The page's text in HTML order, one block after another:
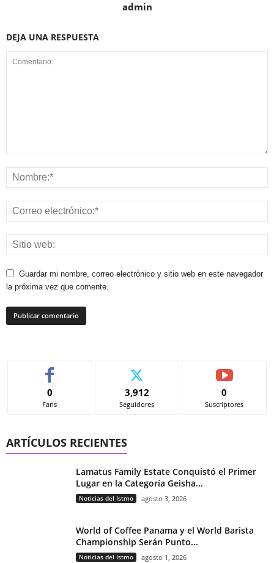
admin
DEJA UNA RESPUESTA
Guardar mi nombre, correo electrónico y sitio web en este navegador
la próxima vez que comente.
0
Fans
3,912
Seguidores
0
Suscriptores
ARTÍCULOS RECIENTES
Lamatus Family Estate Conquistó el Primer
Lugar en la Categoría Geisha...
Noticias del Istmo agosto 3, 2026
World of Coffee Panama y el World Barista
Championship Serán Punto...
Noticias del Istmo agosto 1, 2026